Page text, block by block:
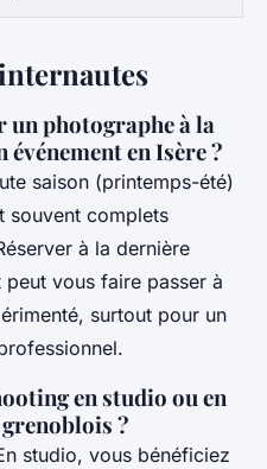
photographe à la
en Isère ?
saison (printemps-été)
souvent complets
à la dernière
vous faire passer à
surtout pour un
en studio ou en
?
studio, vous bénéficiez